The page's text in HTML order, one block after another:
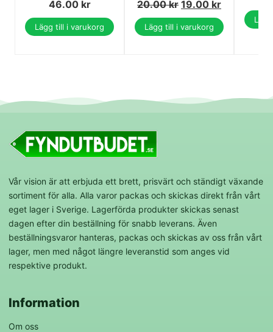
46.00 kr
Lägg till i varukorg
20.00kr 19.00 kr
Lägg till i varukorg
Vår vision är att erbjuda ett brett, prisvärt och ständigt växande
sortiment för alla. Alla varor packas och skickas direkt från vårt
eget lager i Sverige. Lagerförda produkter skickas senast
dagen efter din beställning för snabb leverans. Även
beställningsvaror hanteras, packas och skickas av oss från vårt
lager, men med något längre leveranstid som anges vid
respektive produkt.
Information
Om oss